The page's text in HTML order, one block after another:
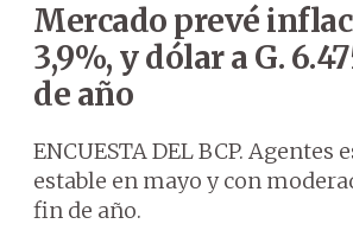
Mercado prevé
3,9%, y dólar a G.
de año
ENCUESTA DEL BCP. Agentes
estable en mayo y con
fin de año.